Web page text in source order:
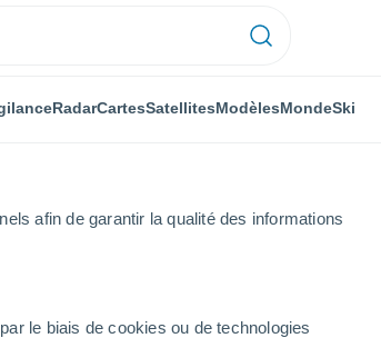
afin de garantir la qualité des informations
le biais de cookies ou de technologies
RadarCartesSatellitesModèlesMondeSki